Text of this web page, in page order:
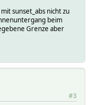
mit sunset_abs nicht zu
beim
Grenze aber
#3